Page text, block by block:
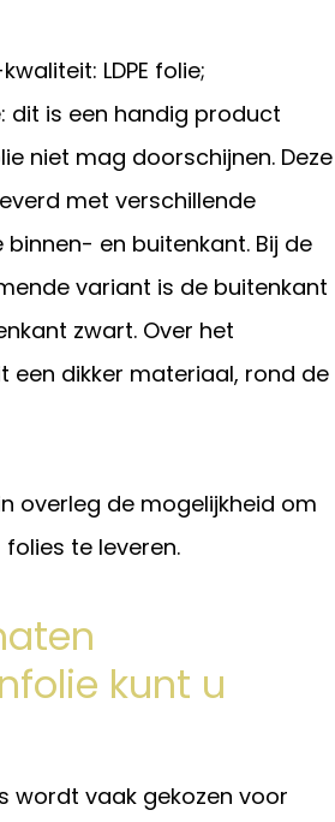
LDPE folie;
dit is een handig product
niet mag doorschijnen. Deze
met verschillende
binnen- en buitenkant. Bij de
variant is de buitenkant
zwart. Over het
een dikker materiaal, rond de
overleg de mogelijkheid om
te leveren.
kunt u
wordt vaak gekozen voor